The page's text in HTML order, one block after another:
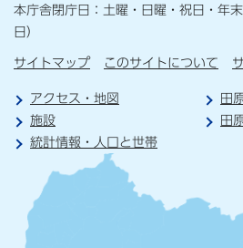
本庁舎閉庁日：土曜・日曜・祝日・年
日）
サイトマップ このサイトについて
アクセス・地図
田
施設
田
統計情報・人口と世帯